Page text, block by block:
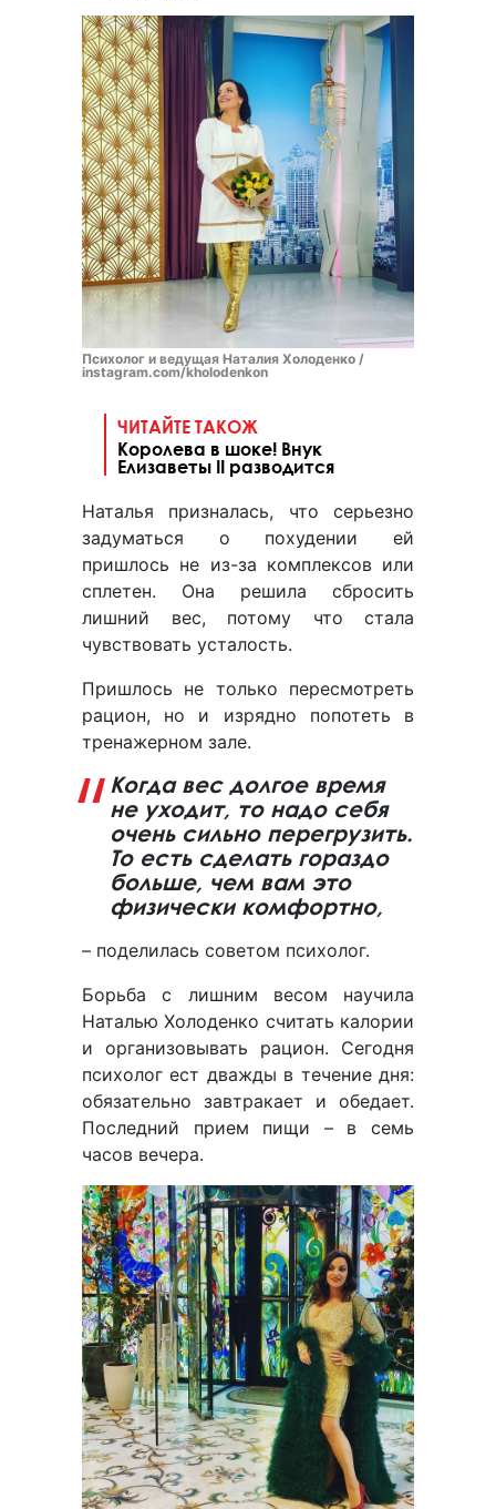
Психолог и ведущая Наталия Холоденко /
instagram.com/kholodenkon
ЧИТАЙТЕ ТАКОЖ
Королева в шоке! Внук
Елизаветы ІІ разводится
Наталья призналась, что серьезно
задуматься о похудении ей
пришлось не из-за комплексов или
сплетен. Она решила сбросить
лишний вес, потому что стала
чувствовать усталость.
Пришлось не только пересмотреть
рацион, но и изрядно попотеть в
тренажерном зале.
Когда вес долгое время
не уходит, то надо себя
очень сильно перегрузить.
То есть сделать гораздо
больше, чем вам это
физически комфортно,
– поделилась советом психолог.
Борьба с лишним весом научила
Наталью Холоденко считать калории
и организовывать рацион. Сегодня
психолог ест дважды в течение дня:
обязательно завтракает и обедает.
Последний прием пищи – в семь
часов вечера.